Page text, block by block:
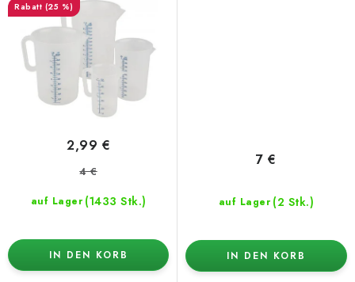
(25 %)
auf Lager (1433 Stk.)
2,99 €
4 €
IN DEN KORB
auf Lager (2 Stk.)
7 €
IN DEN KORB